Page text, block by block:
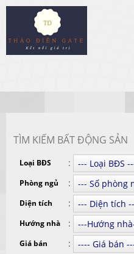
TÌM KIẾM BẤT ĐỘNG SẢN
Loại BĐS :
Phòng ngủ :
Diện tích :
Hướng nhà :
Giá bán :